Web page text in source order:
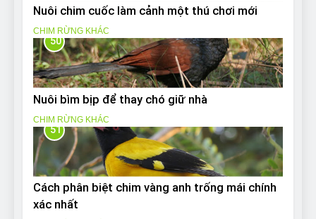
Nuôi chim cuốc làm cảnh một thú chơi mới
CHIM RỪNG KHÁC
50
Nuôi bìm bịp để thay chó giữ nhà
CHIM RỪNG KHÁC
51
Cách phân biệt chim vàng anh trống mái chính
xác nhất